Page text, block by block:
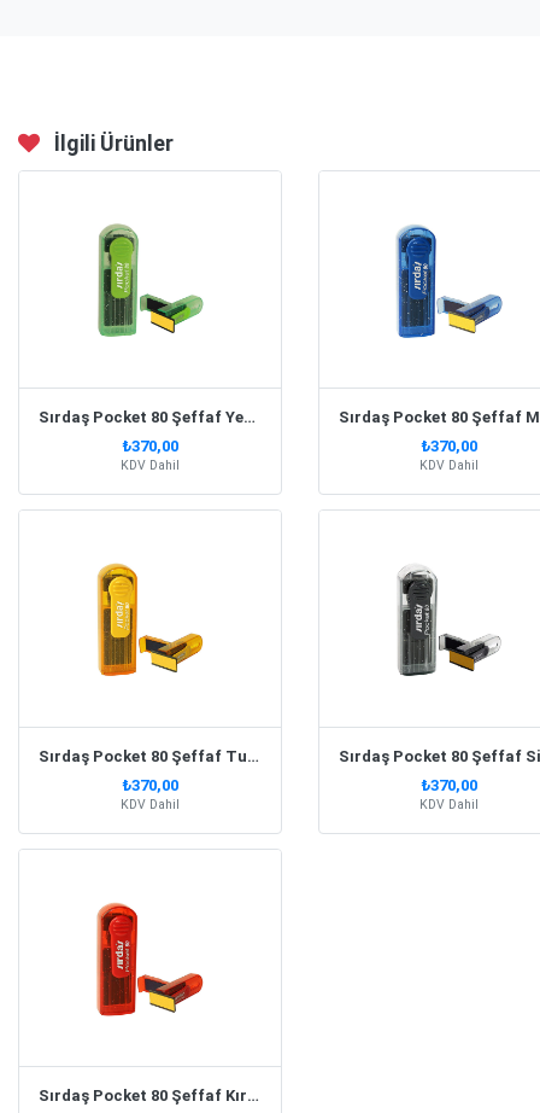
İlgili Ürünler
Sırdaş Pocket 80 Şeffaf Yeşil Simli Gövde Cep Kaşesi
₺370,00
KDV Dahil
₺370,00
KDV Dahil
Sırdaş Pocket 80 Şeffaf Turuncu Simli Gövde Cep Kaşesi
₺370,00
KDV Dahil
₺370,00
KDV Dahil
Sırdaş Pocket 80 Şeffaf Kırmızı Simli Gövde Cep Kaşesi